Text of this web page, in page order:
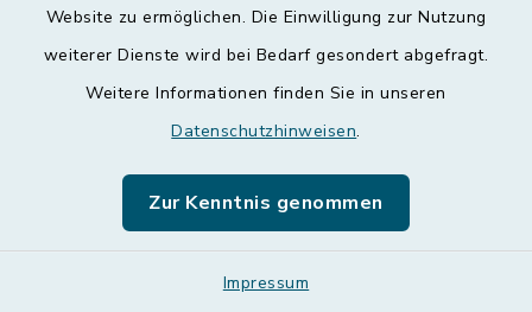
Website zu ermöglichen. Die Einwilligung zur Nutzung
weiterer Dienste wird bei Bedarf gesondert abgefragt.
Weitere Informationen finden Sie in unseren
Datenschutzhinweisen.
Zur Kenntnis genommen
Impressum
Datenschutz
Leichte Sprache
Sitemap